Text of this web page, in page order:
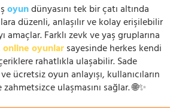
oyundünyasını tek bir çatı altında
düzenli, anlaşılır ve kolay erişilebilir
amaçlar. Farklı zevk ve yaş gruplarına
oyunlarsayesinde herkes kendi
rahatlıkla ulaşabilir. Sade
ücretsiz oyun anlayışı, kullanıcıların
ulaşmasını sağlar. 🌐✨